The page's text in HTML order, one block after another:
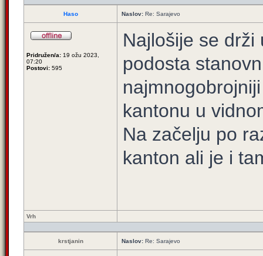
Haso Naslov: Re: Sarajevo
Pridružen/a: 19 ožu 2023,
07:20
Postovi: 595
Najlošije se drži
podosta
kantonu u
Na začelju po
kanton ali je i
Vrh
krstjanin Naslov: Re: Sarajevo